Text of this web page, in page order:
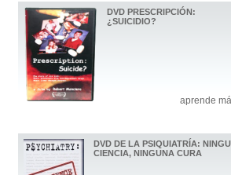
DVD PRESCRIPCIÓN:
¿SUICIDIO?
aprende
DVD DE LA PSIQUIATRÍA:
CIENCIA, NINGUNA CURA